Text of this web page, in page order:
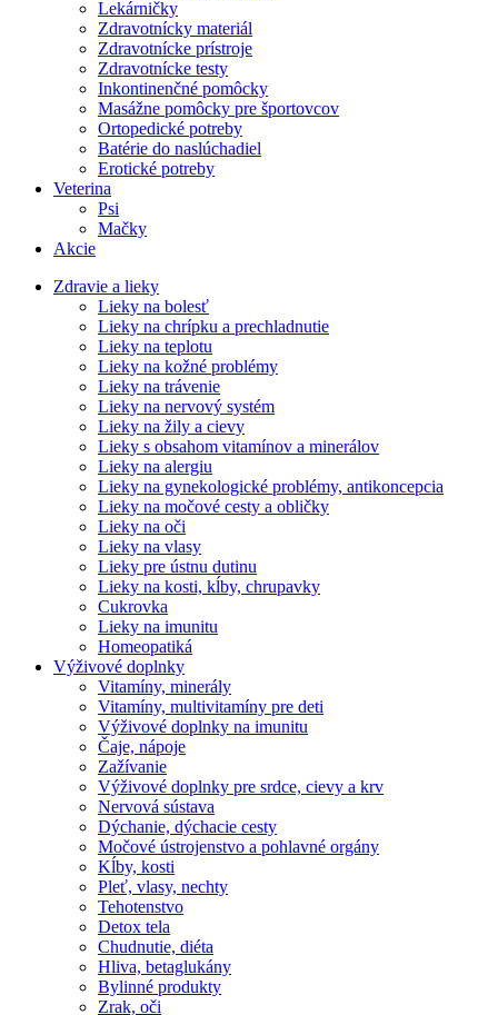
Lekárničky
Zdravotnícky materiál
Zdravotnícke prístroje
Zdravotnícke testy
Inkontinenčné pomôcky
Masážne pomôcky pre športovcov
Ortopedické potreby
Batérie do naslúchadiel
Erotické potreby
Veterina
Psi
Mačky
Akcie
Zdravie a lieky
Lieky na bolesť
Lieky na chrípku a prechladnutie
Lieky na teplotu
Lieky na kožné problémy
Lieky na trávenie
Lieky na nervový systém
Lieky na žily a cievy
Lieky s obsahom vitamínov a minerálov
Lieky na alergiu
Lieky na gynekologické problémy, antikoncepcia
Lieky na močové cesty a obličky
Lieky na oči
Lieky na vlasy
Lieky pre ústnu dutinu
Lieky na kosti, kĺby, chrupavky
Cukrovka
Lieky na imunitu
Homeopatiká
Výživové doplnky
Vitamíny, minerály
Vitamíny, multivitamíny pre deti
Výživové doplnky na imunitu
Čaje, nápoje
Zažívanie
Výživové doplnky pre srdce, cievy a krv
Nervová sústava
Dýchanie, dýchacie cesty
Močové ústrojenstvo a pohlavné orgány
Kĺby, kosti
Pleť, vlasy, nechty
Tehotenstvo
Detox tela
Chudnutie, diéta
Hliva, betaglukány
Bylinné produkty
Zrak, oči